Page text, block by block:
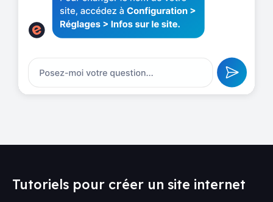
Tutoriels pour créer un site internet